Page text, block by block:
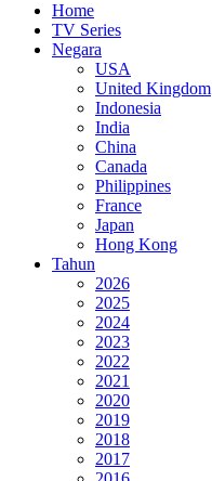
Home
TV Series
Negara
USA
United Kingdom
Indonesia
India
China
Canada
Philippines
France
Japan
Hong Kong
Tahun
2026
2025
2024
2023
2022
2021
2020
2019
2018
2017